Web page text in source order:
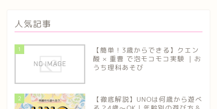
人気記事
1
【簡単！3歳からできる】クエン
酸 × 重曹 で泡モコモコ実験 ｜お
うち理科あそび
2
【徹底解説】UNOは何歳から遊べ